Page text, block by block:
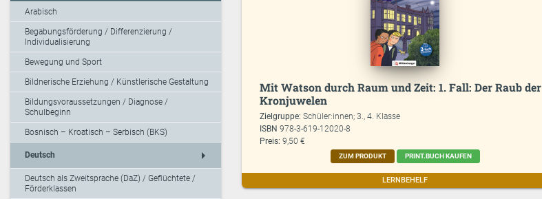
Arabisch
Begabungsförderung / Differenzierung /
Individualisierung
Bewegung und Sport
Bildnerische Erziehung / Künstlerische Gestaltung
Bildungsvoraussetzungen / Diagnose /
Schulbeginn
Bosnisch – Kroatisch – Serbisch (BKS)
Deutsch arrow_right
Deutsch als Zweitsprache (DaZ) / Geflüchtete /
Förderklassen
Mit Watson durch Raum und Zeit: 1. Fall: Der Raub der
Kronjuwelen
Zielgruppe:Schüler:innen; 3., 4. Klasse
ISBN978-3-619-12020-8
Preis: 9,50 €
ZUM PRODUKT PRINT.BUCH KAUFEN
LERNBEHELF